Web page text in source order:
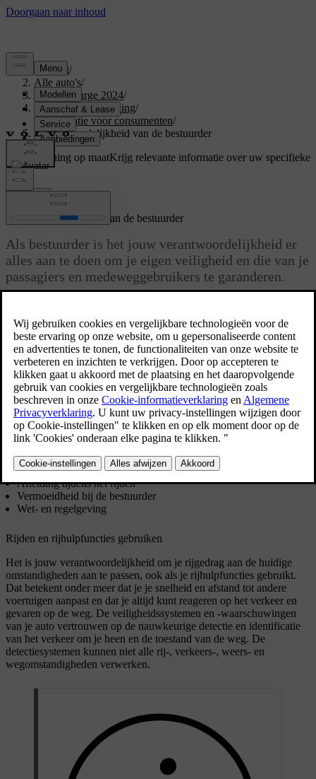
Support/
Alle auto's/
C40 Recharge 2024/
Gebruikershandleiding/
Informatie voor consumenten/
Verantwoordelijkheid van de bestuurder
Ondersteuning op maatKrijg relevante informatie over uw specifieke
auto.
Verantwoordelijkheid van de bestuurder
Als bestuurder is het jouw verantwoordelijkheid er
alles aan te doen om je eigen veiligheid en die van je
passagiers en medeweggebruikers te garanderen.
Je auto heeft functies die in bepaalde situaties fouten en verkeerde
beslissingen kunnen corrigeren. De verantwoordelijkheid ligt
uiteindelijk bij de bestuurder. Deze functies zijn een aanvulling op
goed rijgedrag en dat is jouw verantwoordelijkheid als bestuurder.
Je hebt waarschijnlijk de theorie en praktijk gehad die je de nodige
kennis en capaciteiten hebben gegeven om veilig te rijden. In dit
deel bespreken we een aantal belangrijke basisbeginselen die je
waarschijnlijk wel herkent, zoals:
Rijden en rijhulpfuncties gebruiken
Weten wat de auto wel en niet kan
Afleiding tijdens het rijden
Vermoeidheid bij de bestuurder
Wet- en regelgeving
Rijden en rijhulpfuncties gebruiken
Het is jouw verantwoordelijkheid om je rijgedrag aan de huidige
omstandigheden aan te passen, ook als je rijhulpfuncties gebruikt.
Dat betekent onder meer dat je je snelheid en afstand tot andere
voertuigen aanpast en dat je altijd kunt reageren op het verkeer en
gevaren op de weg. De veiligheidssystemen en -waarschuwingen
van je auto vertrouwen op de nauwkeurige detectie en identificatie
van het verkeer om je heen en de toestand van de weg. De
detectiesystemen kunnen niet alle rij-, verkeers-, weers- en
wegomstandigheden verwerken.